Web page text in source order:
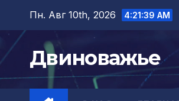
Перейти
содержимому
Пн. Авг 10th, 2026 4:21:40 AM
Двиноважье